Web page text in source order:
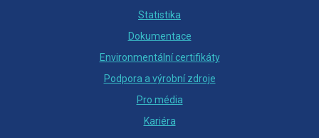
Statistika
Dokumentace
Environmentální certifikáty
Podpora a výrobní zdroje
Pro média
Kariéra